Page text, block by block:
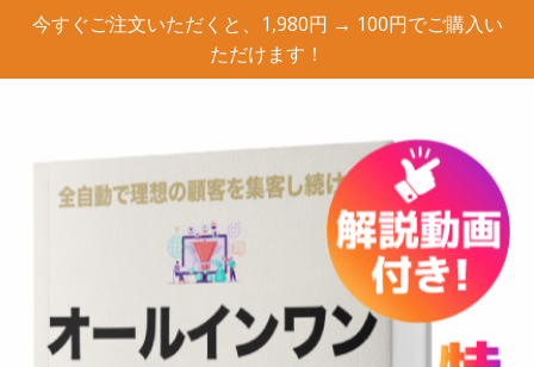
今すぐご注文いただくと、1,980円 → 100円でご購入い
ただけます！